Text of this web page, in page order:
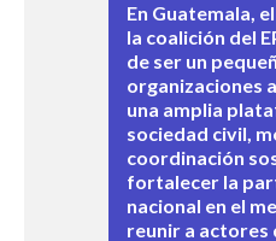
En Guatemala,
la coalición del
de ser un
organizaciones
una amplia
sociedad civil,
coordinación
fortalecer la
nacional en el
reunir a actores
La experiencia
COMANGO en
cómo el EPU
abrir canales
diálogo entre la
el gobierno.
relieve un
para las
sociedad civil: la
actores bien
Desde
Community of
mostró cómo
recomendación
EPU sobre la
menores
contribuyó a
oportunidades
instituciones
incluido el